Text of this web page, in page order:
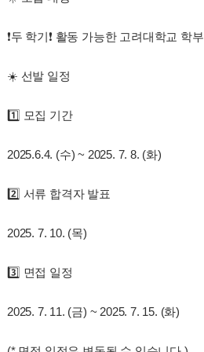
❗️두 학기❗️ 활동 가능한 고려대학교 학
☀️ 선발 일정
1️⃣ 모집 기간
2025.6.4. (수) ~ 2025. 7. 8. (화)
2️⃣ 서류 합격자 발표
2025. 7. 10. (목)
3️⃣ 면접 일정
2025. 7. 11. (금) ~ 2025. 7. 15. (화)